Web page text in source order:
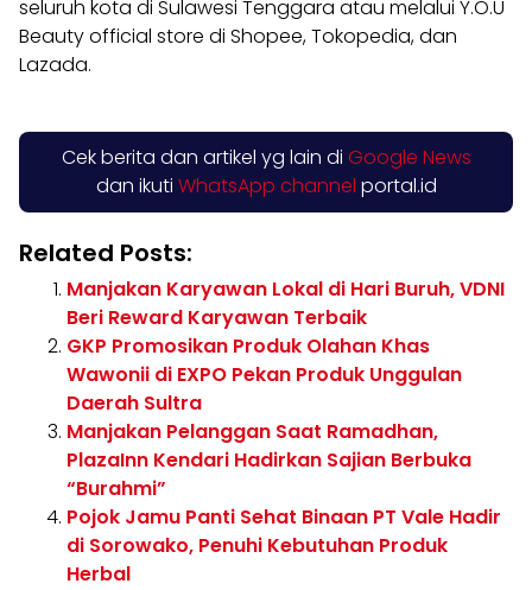
seluruh kota di Sulawesi Tenggara atau melalui Y.O.U
Beauty official store di Shopee, Tokopedia, dan
Lazada.
Cek berita dan artikel yg lain di Google News
dan ikuti WhatsApp channel portal.id
Related Posts:
Manjakan Karyawan Lokal di Hari Buruh, VDNI
Beri Reward Karyawan Terbaik
GKP Promosikan Produk Olahan Khas
Wawonii di EXPO Pekan Produk Unggulan
Daerah Sultra
Manjakan Pelanggan Saat Ramadhan,
PlazaInn Kendari Hadirkan Sajian Berbuka
“Burahmi”
Pojok Jamu Panti Sehat Binaan PT Vale Hadir
di Sorowako, Penuhi Kebutuhan Produk
Herbal